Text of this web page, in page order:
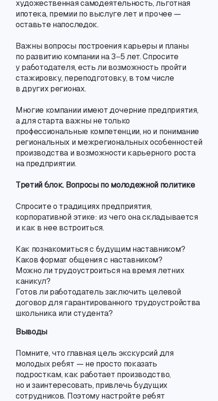
художественная самодеятельность,льготная
ипотека, премии по выслуге лет и прочее —
оставьте напоследок.
Важны вопросы построения карьеры и планы
по развитию компании на 3−5 лет. Спросите
у работодателя, есть ли возможность пройти
стажировку, переподготовку, в том числе
в других регионах.
Многие компании имеют дочерние предприятия,
а для старта важны не только
профессиональные компетенции, но и понимание
региональных и межрегиональных особенностей
производства и возможности карьерного роста
на предприятии.
Третий блок. Вопросы по молодежной политике
Спросите о традициях предприятия,
корпоративной этике: из чего она складывается
и как в нее встроиться.
Как познакомиться с будущим наставником?
Каков формат общения с наставником?
Можно ли трудоустроиться на время летних
каникул?
Готов ли работодатель заключить целевой
договор для гарантированного трудоустройства
школьника или студента?
Выводы
Помните, что главная цель экскурсий для
молодых ребят — не просто показать
подросткам, как работает производство,
но и заинтересовать, привлечь будущих
сотрудников. Поэтому настройте ребят